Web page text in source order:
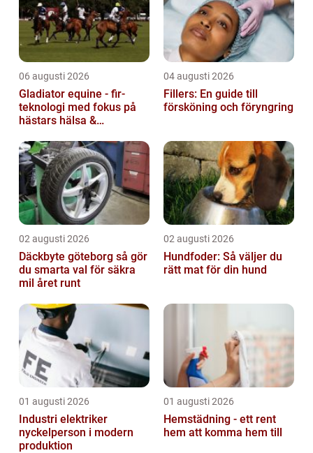
06 augusti 2026
Gladiator equine - fir-
teknologi med fokus på
hästars hälsa &
04 augusti 2026
Fillers: En guide till
försköning och föryngring
02 augusti 2026
Däckbyte göteborg så gör
du smarta val för säkra
mil året runt
02 augusti 2026
Hundfoder: Så väljer du
rätt mat för din hund
01 augusti 2026
Industri elektriker
nyckelperson i modern
produktion
01 augusti 2026
Hemstädning - ett rent
hem att komma hem till